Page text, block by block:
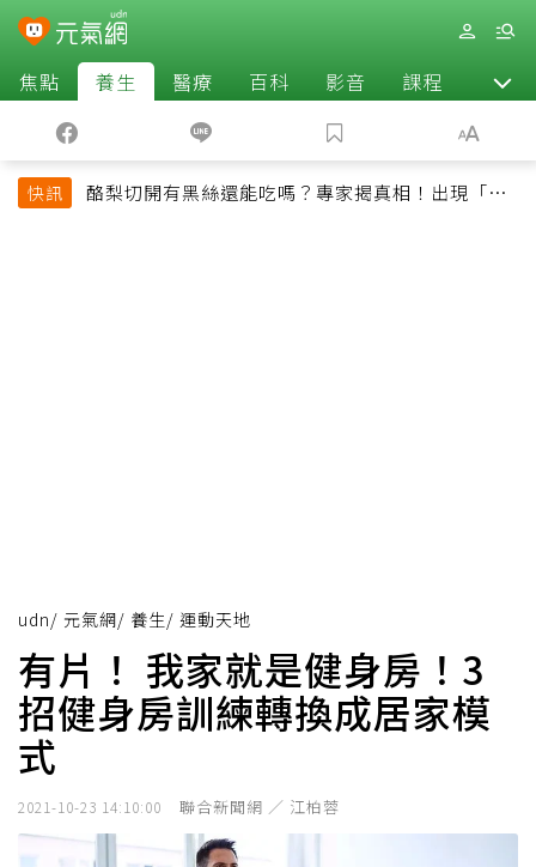
焦點 養生 醫療 百科 影音 課程 退休
快訊
酪梨切開有黑絲還能吃嗎？專家揭真相！出現「3情
udn/ 元氣網/ 養生/ 運動天地
有片！ 我家就是健身房！3
招健身房訓練轉換成居家模
式
2021-10-23 14:10:00 聯合新聞網 ／ 江柏蓉